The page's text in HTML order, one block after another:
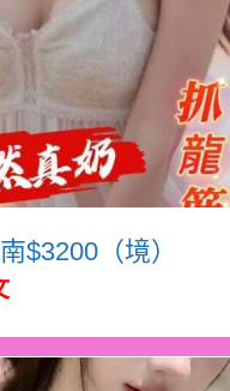
$3200（境）